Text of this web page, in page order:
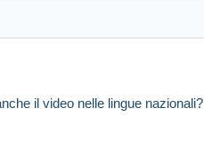
il video nelle lingue nazionali?